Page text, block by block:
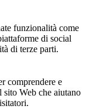
funzionalità come
di social
di terze parti.
comprendere e
Web che aiutano